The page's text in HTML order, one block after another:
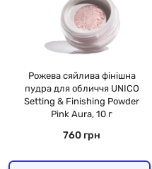
Рожева сяйлива фінішна
пудра для обличчя UNICO
Setting & Finishing Powder
Pink Aura, 10 г
760 грн